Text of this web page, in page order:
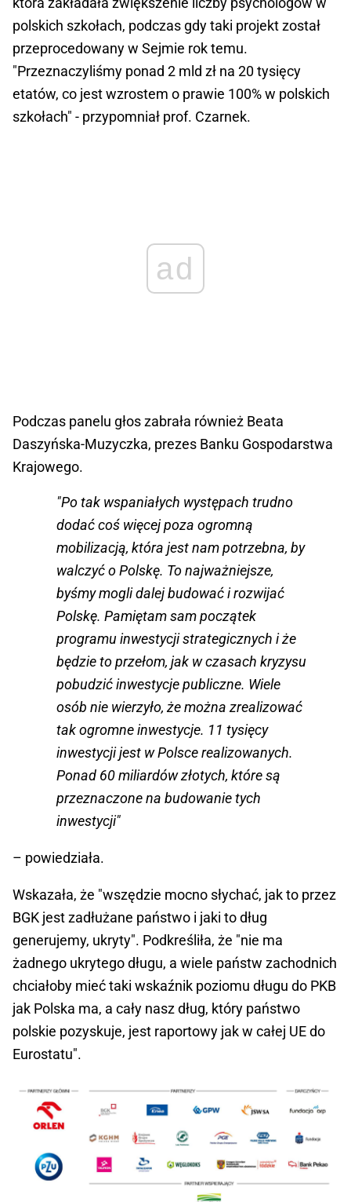
polskich szkołach, podczas gdy taki projekt został
przeprocedowany w Sejmie rok temu.
"Przeznaczyliśmy ponad 2 mld zł na 20 tysięcy
etatów, co jest wzrostem o prawie 100% w polskich
szkołach" - przypomniał prof. Czarnek.
ad
Podczas panelu głos zabrała również Beata
Daszyńska-Muzyczka, prezes Banku Gospodarstwa
Krajowego.
"Po tak wspaniałych występach trudno
dodać coś więcej poza ogromną
mobilizacją, która jest nam potrzebna, by
walczyć o Polskę. To najważniejsze,
byśmy mogli dalej budować i rozwijać
Polskę. Pamiętam sam początek
programu inwestycji strategicznych i że
będzie to przełom, jak w czasach kryzysu
pobudzić inwestycje publiczne. Wiele
osób nie wierzyło, że można zrealizować
tak ogromne inwestycje. 11 tysięcy
inwestycji jest w Polsce realizowanych.
Ponad 60 miliardów złotych, które są
przeznaczone na budowanie tych
inwestycji"
– powiedziała.
Wskazała, że "wszędzie mocno słychać, jak to przez
BGK jest zadłużane państwo i jaki to dług
generujemy, ukryty". Podkreśliła, że "nie ma
żadnego ukrytego długu, a wiele państw zachodnich
chciałoby mieć taki wskaźnik poziomu długu do PKB
jak Polska ma, a cały nasz dług, który państwo
polskie pozyskuje, jest raportowy jak w całej UE do
Eurostatu".